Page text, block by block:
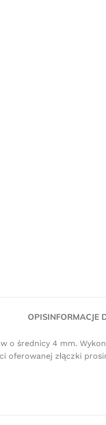
OPISINFORMACJE
o średnicy 4 mm.
oferowanej złączki
minimum